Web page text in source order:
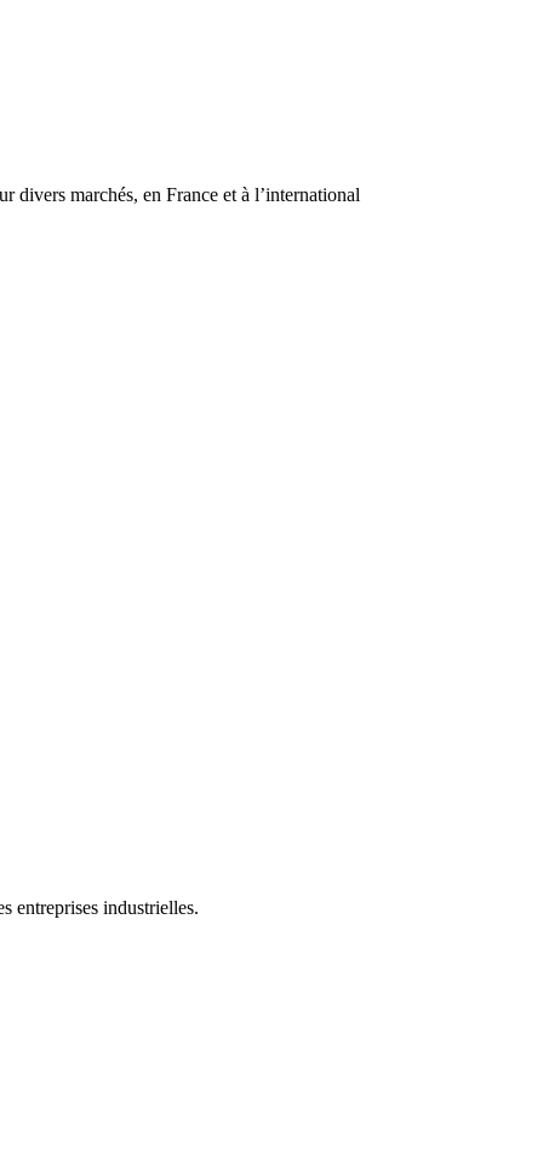
divers marchés, en France et à l’international
entreprises industrielles.